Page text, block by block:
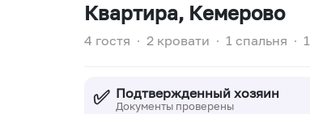
Квартира, Кемерово
4 гостя ∙ 2 кровати ∙ 1 спальня ∙
✅ Подтвержденный хозяин
Документы проверены